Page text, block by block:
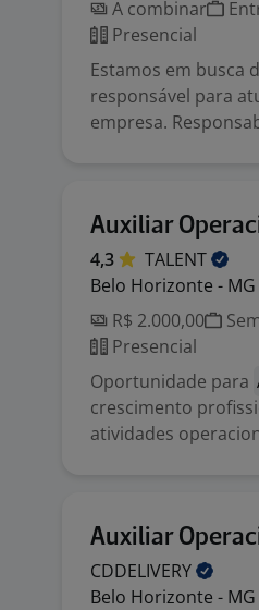
A combinar
Presencial
Estamos em busca
responsável para
empresa.
Auxiliar
4,3
TALENT
Belo Horizonte - MG
R$ 2.000,00
Presencial
Oportunidade para
crescimento
atividades
Auxiliar
CDDELIVERY
Belo Horizonte - MG